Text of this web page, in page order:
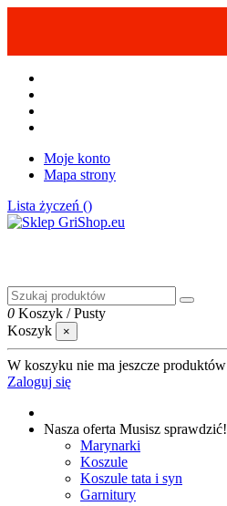
Moje konto
Mapa strony
Lista życzeń ()
0 Koszyk /Pusty
Koszyk
×
W koszyku nie ma jeszcze produktów
Zaloguj się
Nasza oferta Musisz sprawdzić!
Marynarki
Koszule
Koszule tata i syn
Garnitury